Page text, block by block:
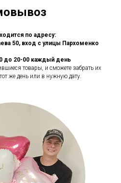
по адресу:
50, вход с улицы Пархоменко
до 20-00 каждый день
товары, и сможете забрать их
же день или в нужную дату.